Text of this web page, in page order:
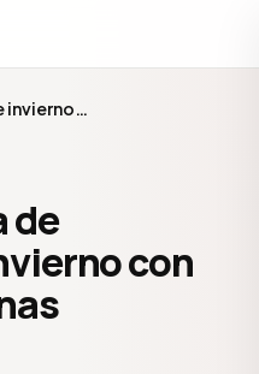
invierno…
de
con